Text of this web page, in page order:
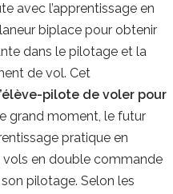
avec l’apprentissage en
biplace pour obtenir
dans le pilotage et la
de vol. Cet
pilote de voler pour
grand moment, le futur
pratique en
en double commande
pilotage. Selon les